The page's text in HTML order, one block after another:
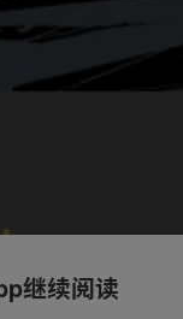
继续阅读